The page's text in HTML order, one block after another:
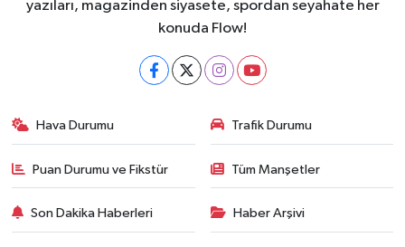
yazıları, magazinden siyasete, spordan seyahate her
konuda Flow!
Hava Durumu Trafik Durumu
Puan Durumu ve Fikstür Tüm Manşetler
Son Dakika Haberleri Haber Arşivi